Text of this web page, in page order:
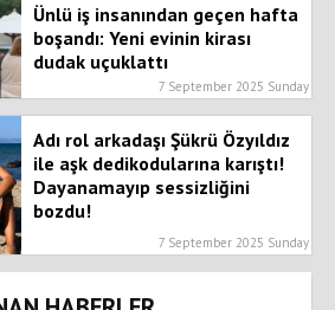
Ünlü iş insanından geçen hafta
boşandı: Yeni evinin kirası
dudak uçuklattı
7 September 2025 Sunday
Adı rol arkadaşı Şükrü Özyıldız
ile aşk dedikodularına karıştı!
Dayanamayıp sessizliğini
bozdu!
7 September 2025 Sunday